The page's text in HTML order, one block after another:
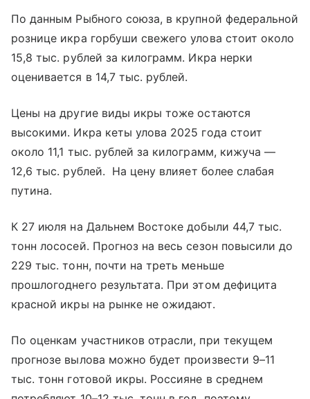
По данным Рыбного союза, в крупной федеральной
рознице икра горбуши свежего улова стоит около
15,8 тыс. рублей за килограмм. Икра нерки
оценивается в 14,7 тыс. рублей.
Цены на другие виды икры тоже остаются
высокими. Икра кеты улова 2025 года стоит
около 11,1 тыс. рублей за килограмм, кижуча —
12,6 тыс. рублей. На цену влияет более слабая
путина.
К 27 июля на Дальнем Востоке добыли 44,7 тыс.
тонн лососей. Прогноз на весь сезон повысили до
229 тыс. тонн, почти на треть меньше
прошлогоднего результата. При этом дефицита
красной икры на рынке не ожидают.
По оценкам участников отрасли, при текущем
прогнозе вылова можно будет произвести 9–11
тыс. тонн готовой икры. Россияне в среднем